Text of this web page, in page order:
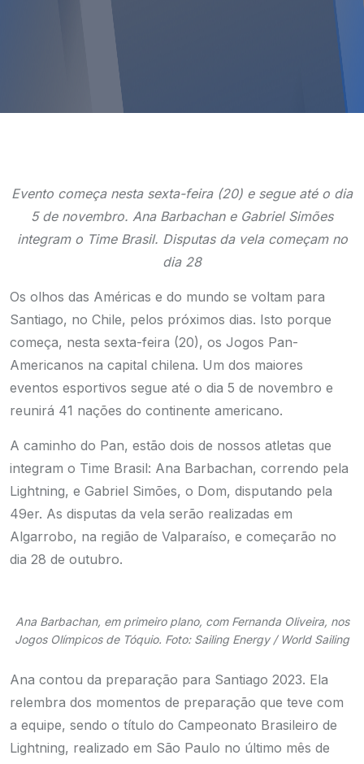
Evento começa nesta sexta-feira (20) e segue até o dia
5 de novembro. Ana Barbachan e Gabriel Simões
integram o Time Brasil. Disputas da vela começam no
dia 28
Os olhos das Américas e do mundo se voltam para
Santiago, no Chile, pelos próximos dias. Isto porque
começa, nesta sexta-feira (20), os Jogos Pan-
Americanos na capital chilena. Um dos maiores
eventos esportivos segue até o dia 5 de novembro e
reunirá 41 nações do continente americano.
A caminho do Pan, estão dois de nossos atletas que
integram o Time Brasil: Ana Barbachan, correndo pela
Lightning, e Gabriel Simões, o Dom, disputando pela
49er. As disputas da vela serão realizadas em
Algarrobo, na região de Valparaíso, e começarão no
dia 28 de outubro.
Ana Barbachan, em primeiro plano, com Fernanda Oliveira, nos
Jogos Olímpicos de Tóquio. Foto: Sailing Energy / World Sailing
Ana contou da preparação para Santiago 2023. Ela
relembra dos momentos de preparação que teve com
a equipe, sendo o título do Campeonato Brasileiro de
Lightning, realizado em São Paulo no último mês de